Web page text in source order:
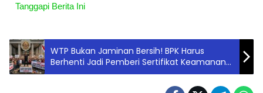
Tanggapi Berita Ini
WTP Bukan Jaminan Bersih! BPK Harus
Berhenti Jadi Pemberi Sertifikat Keamanan
Bagi Koruptor